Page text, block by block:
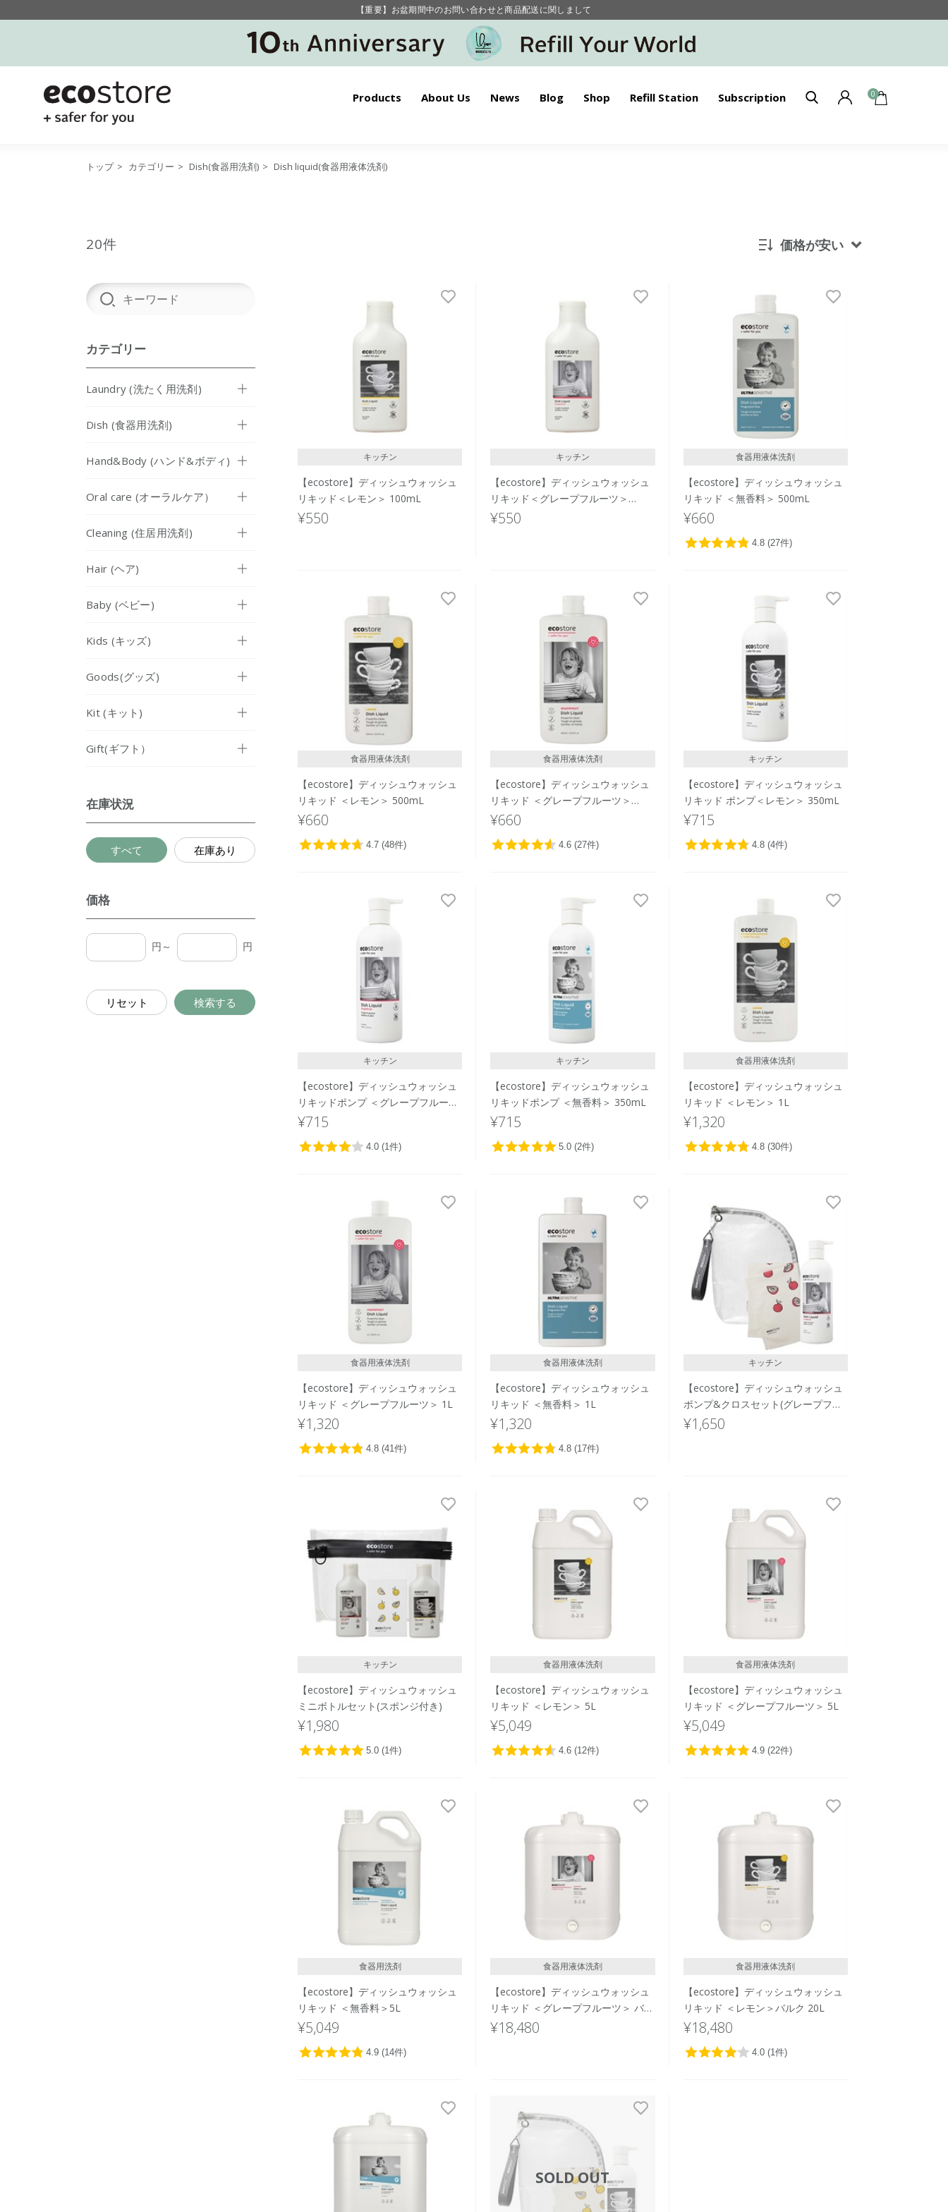
【重要】お盆期間中のお問い合わせと商品配送に関しまして
毎月お得にポイントが貯まる！ “月のポイントアップデー”
【重要】お盆期間中のお問い合わせと商品配送に関しまして
毎月お得にポイントが貯まる！ “月のポイントアップデー”
Products About Us News Blog Shop Refill Station Subscription 0
トップ > カテゴリー > Dish(食器用洗剤) > Dish liquid(食器用液体洗剤)
20件 価格が安い
発売日順
価格が安い
価格が高い
レビューが多い順
レビュー評価が高い順
人気順
カテゴリー
Laundry (洗たく用洗剤)
Dish (食器用洗剤)
Hand&Body (ハンド&ボディ)
Oral care (オーラルケア）
Cleaning (住居用洗剤)
Hair (ヘア)
Baby (ベビー)
Kids (キッズ)
Goods(グッズ)
Kit (キット)
Gift(ギフト）
在庫状況
すべて 在庫あり
価格
円～ 円
リセット 検索する
キッチン
【ecostore】ディッシュウォッシュ
リキッド＜レモン＞ 100mL
¥550
キッチン
【ecostore】ディッシュウォッシュ
リキッド＜グレープフルーツ＞
100mL
¥550
食器用液体洗剤
【ecostore】ディッシュウォッシュ
リキッド ＜無香料＞ 500mL
¥660
食器用液体洗剤
【ecostore】ディッシュウォッシュ
リキッド ＜レモン＞ 500mL
¥660
食器用液体洗剤
【ecostore】ディッシュウォッシュ
リキッド ＜グレープフルーツ＞
500mL
¥660
キッチン
【ecostore】ディッシュウォッシュ
リキッド ポンプ＜レモン＞ 350mL
¥715
キッチン
【ecostore】ディッシュウォッシュ
リキッドポンプ ＜グレープフルーツ
＞ 350mL
¥715
キッチン
【ecostore】ディッシュウォッシュ
リキッドポンプ ＜無香料＞ 350mL
¥715
食器用液体洗剤
【ecostore】ディッシュウォッシュ
リキッド ＜レモン＞ 1L
¥1,320
食器用液体洗剤
【ecostore】ディッシュウォッシュ
リキッド ＜グレープフルーツ＞ 1L
¥1,320
食器用液体洗剤
【ecostore】ディッシュウォッシュ
リキッド ＜無香料＞ 1L
¥1,320
キッチン
【ecostore】ディッシュウォッシュ
ポンプ&クロスセット(グレープフル
ーツ)
¥1,650
キッチン
【ecostore】ディッシュウォッシュ
ミニボトルセット(スポンジ付き)
¥1,980
食器用液体洗剤
【ecostore】ディッシュウォッシュ
リキッド ＜レモン＞ 5L
¥5,049
食器用液体洗剤
【ecostore】ディッシュウォッシュ
リキッド ＜グレープフルーツ＞ 5L
¥5,049
食器用洗剤
【ecostore】ディッシュウォッシュ
リキッド ＜無香料＞5L
¥5,049
食器用液体洗剤
【ecostore】ディッシュウォッシュ
リキッド ＜グレープフルーツ＞ バル
ク 20L
¥18,480
食器用液体洗剤
【ecostore】ディッシュウォッシュ
リキッド ＜レモン＞バルク 20L
¥18,480
SOLD OUT